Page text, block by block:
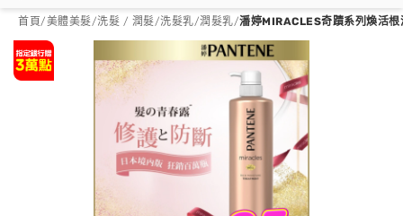
首頁/美體美髮/洗髮 / 潤髮/洗髮乳/潤髮乳/潘婷MIRACLES奇蹟系列煥活